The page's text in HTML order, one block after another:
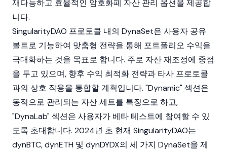
재다능하고 효율적인 암호화폐 자산 관리 옵션을 제공합
니다.
SingularityDAO 프로토콜 내의 DynaSet은 사용자 공유
볼트로 기능하여 맞춤형 전략을 통해 포트폴리오 수익을
극대화하는 것을 목표로 합니다. 주로 자산 재조정에 중점
을 두고 있으며, 향후 수익 최적화 전략과 타사 프로토콜
과의 상호 작용을 통합할 계획입니다. "Dynamic" 섹션은
동적으로 관리되는 자산 세트를 특징으로 하고,
"DynaLab" 섹션은 사용자가 베타 테스트에 참여할 수 있
도록 초대합니다. 2024년 초 현재 SingularityDAO는
dynBTC, dynETH 및 dynDYDX의 세 가지 DynaSet을 제